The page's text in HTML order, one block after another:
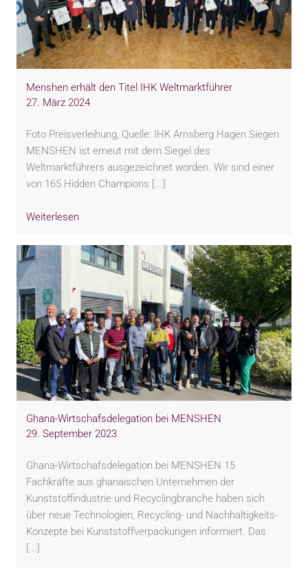
Menshen erhält den Titel IHK Weltmarktführer
27. März 2024
Foto Preisverleihung, Quelle: IHK Arnsberg Hagen Siegen
MENSHEN ist erneut mit dem Siegel des
Weltmarktführers ausgezeichnet worden. Wir sind einer
von 165 Hidden Champions [...]
Weiterlesen
Ghana-Wirtschafsdelegation bei MENSHEN
29. September 2023
Ghana-Wirtschafsdelegation bei MENSHEN 15
Fachkräfte aus ghanaischen Unternehmen der
Kunststoffindustrie und Recyclingbranche haben sich
über neue Technologien, Recycling- und Nachhaltigkeits-
Konzepte bei Kunststoffverpackungen informiert. Das
[...]